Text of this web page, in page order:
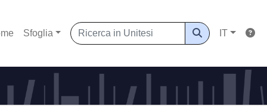
Sfoglia IT